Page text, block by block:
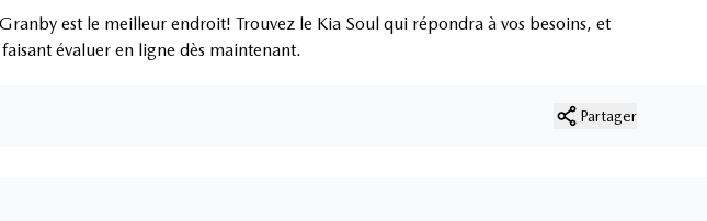
est le meilleur endroit! Trouvez le Kia Soul qui répondra à vos besoins, et
évaluer en ligne dès maintenant.
Partager